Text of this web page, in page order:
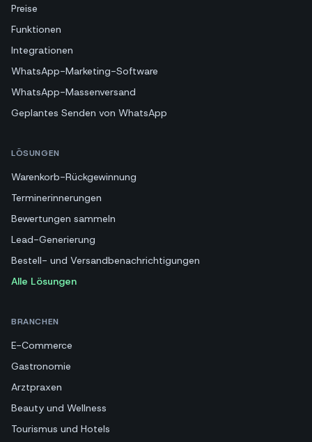
Preise
Funktionen
Integrationen
WhatsApp-Marketing-Software
WhatsApp-Massenversand
Geplantes Senden von WhatsApp
LÖSUNGEN
Warenkorb-Rückgewinnung
Terminerinnerungen
Bewertungen sammeln
Lead-Generierung
Bestell- und Versandbenachrichtigungen
Alle Lösungen
BRANCHEN
E-Commerce
Gastronomie
Arztpraxen
Beauty und Wellness
Tourismus und Hotels